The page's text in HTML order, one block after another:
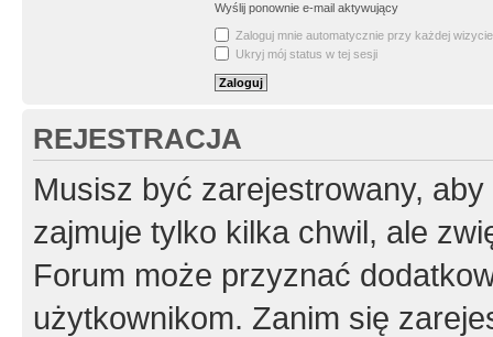
Wyślij ponownie e-mail aktywujący
Zaloguj mnie automatycznie przy każdej wizycie
Ukryj mój status w tej sesji
REJESTRACJA
Musisz być zarejestrowany,
zajmuje tylko kilka chwil, ale
Forum może przyznać
użytkownikom. Zanim się